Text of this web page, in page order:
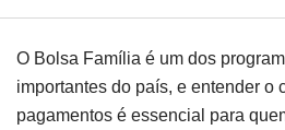
O Bolsa Família é um dos
importantes do país, e entender o
pagamentos é essencial para